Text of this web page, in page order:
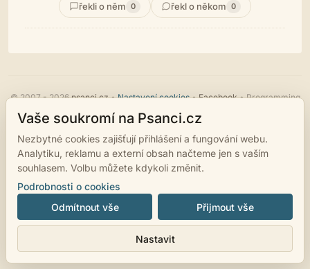
řekli o něm 0 řekl o někom 0
© 2007 - 2026psanci.cz•Nastavení cookies•Facebook• Programming
Vaše soukromí na Psanci.cz
Nezbytné cookies zajišťují přihlášení a fungování webu.
Analytiku, reklamu a externí obsah načteme jen s vaším
souhlasem. Volbu můžete kdykoli změnit.
Podrobnosti o cookies
Odmítnout vše
Nastavit
Přijmout vše